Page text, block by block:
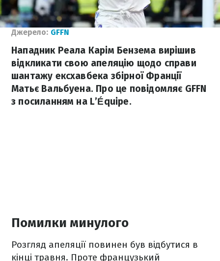
Джерело: GFFN
Нападник Реала Карім Бензема вирішив
відкликати свою апеляцію щодо справи
шантажу ексхавбека збірної Франції
Матьє Вальбуена. Про це повідомляє GFFN
з посиланням на L’Équipe.
Помилки минулого
Розгляд апеляції повинен був відбутися в
кінці травня. Проте французький